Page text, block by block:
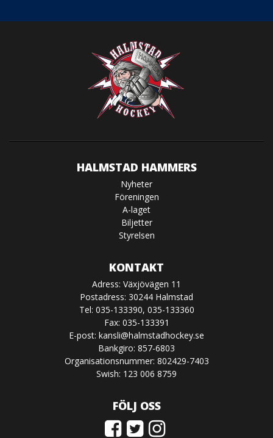
HALMSTAD HAMMERS
Nyheter
Föreningen
A-laget
Biljetter
Styrelsen
KONTAKT
Adress: Växjövägen 11
Postadress: 30244 Halmstad
Tel: 035-133390, 035-133360
Fax: 035-133391
E-post: kansli@halmstadhockey.se
Bankgiro: 857-6803
Organisationsnummer: 802429-7403
Swish: 123 006 8759
FÖLJ OSS